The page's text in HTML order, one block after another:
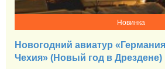
Новинка
Новогодний авиатур
Чехия» (Новый год в Дрездене)